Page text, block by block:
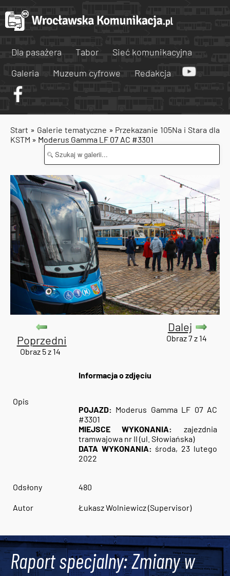
Dla pasażera Tabor
Sieć komunikacyjna
Galeria
Muzeum cyfrowe Redakcja
Start » Galerie tematyczne » Przekazanie 105Na i Stara dla
KSTM » Moderus Gamma LF 07 AC #3301
Poprzedni
Obraz 5 z 14
Dalej
Obraz 7 z 14
Informacja o zdjęciu
Opis
POJAZD: Moderus Gamma LF 07 AC
#3301
MIEJSCE WYKONANIA:
zajezdnia
tramwajowa nr II (ul. Słowiańska)
DATA WYKONANIA: środa, 23 lutego
2022
Odsłony 480
Autor Łukasz Wolniewicz (Supervisor)
Raport specjalny: Zmiany w